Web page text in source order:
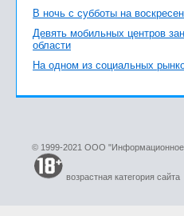
В ночь с субботы на
Девять мобильных центров
области
На одном из социальных
© 1999-2021 ООО "Информационное
возрастная категория сайта